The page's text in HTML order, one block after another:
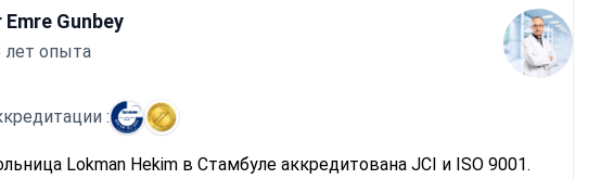
Emre Gunbey
лет опыта
:
Lokman Hekim в Стамбуле аккредитована JCI и ISO 9001.